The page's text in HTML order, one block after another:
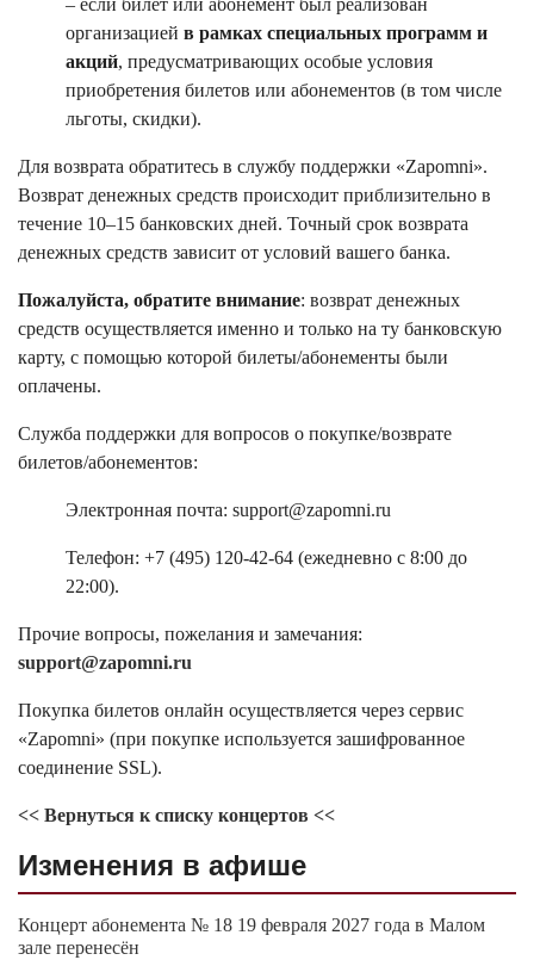
– если билет или абонемент был реализован
организацией в рамках специальных программ и
акций, предусматривающих особые условия
приобретения билетов или абонементов (в том числе
льготы, скидки).
Для возврата обратитесь в службу поддержки «Zapomni».
Возврат денежных средств происходит приблизительно в
течение 10–15 банковских дней. Точный срок возврата
денежных средств зависит от условий вашего банка.
Пожалуйста, обратите внимание: возврат денежных
средств осуществляется именно и только на ту банковскую
карту, с помощью которой билеты/абонементы были
оплачены.
Служба поддержки для вопросов о покупке/возврате
билетов/абонементов:
Электронная почта: support@zapomni.ru
Телефон: +7 (495) 120-42-64 (ежедневно с 8:00 до
22:00).
Прочие вопросы, пожелания и замечания:
support@zapomni.ru
Покупка билетов онлайн осуществляется через сервис
«Zapomni» (при покупке используется зашифрованное
соединение SSL).
<< Вернуться к списку концертов <<
Изменения в афише
Концерт абонемента № 18 19 февраля 2027 года в Малом
зале перенесён